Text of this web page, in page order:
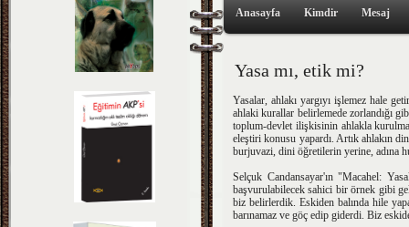
Anasayfa Kimdir Mesaj
Yasa mı, etik mi?
Yasalar, ahlakı yargıyı işlemez hale
ahlaki kurallar belirlemede zorlandığı
toplum-devlet ilişkisinin ahlakla
eleştiri konusu yapardı. Artık ahlakın
burjuvazi, dini öğretilerin yerine, adına
Selçuk Candansayar'ın "Macahel:
başvurulabilecek sahici bir örnek gibi
biz belirlerdik. Eskiden balında hile
barınamaz ve göç edip giderdi. Biz